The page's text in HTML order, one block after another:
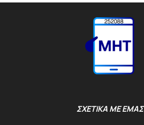
ΣΧΕΤΙΚΑ ΜΕ ΕΜΑΣ